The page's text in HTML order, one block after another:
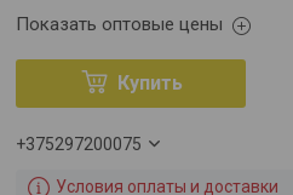
Показать оптовые цены
Купить
+375297200075
Условия оплаты и доставки